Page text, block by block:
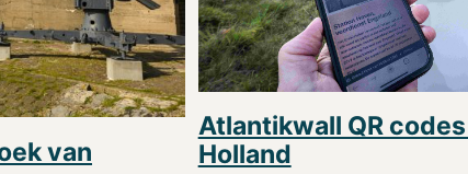
van
Atlantikwall QR
Holland